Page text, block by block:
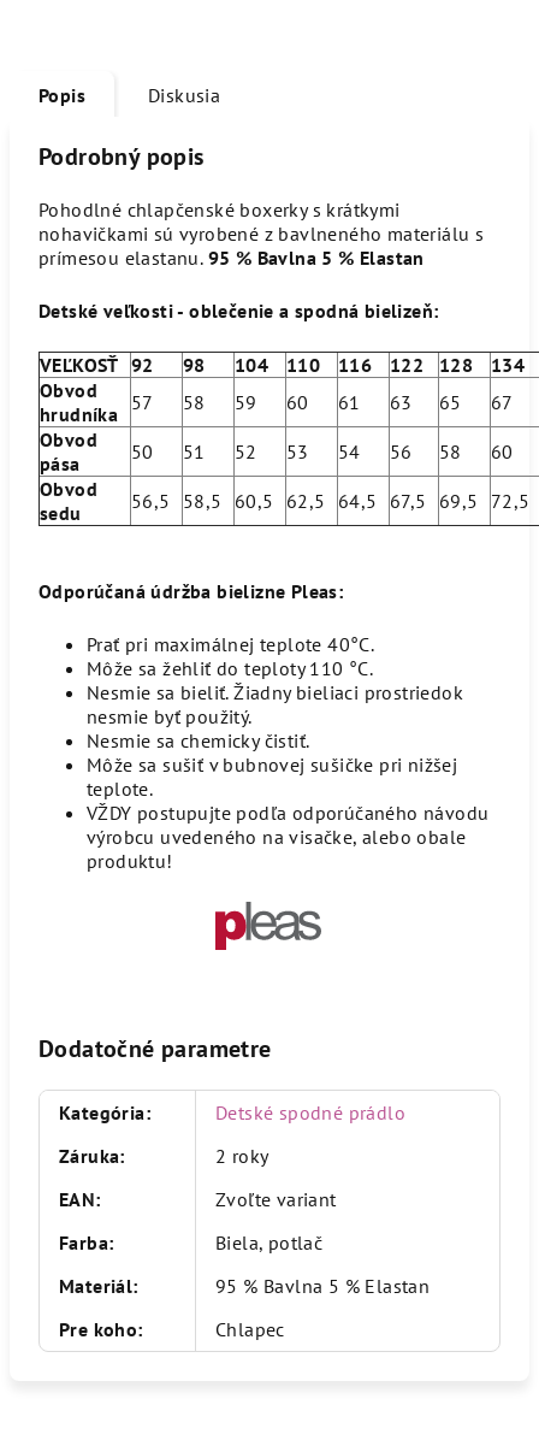
Popis Diskusia
Podrobný popis
Pohodlné chlapčenské boxerky s krátkymi
nohavičkami sú vyrobené z bavlneného materiálu s
prímesou elastanu. 95 % Bavlna 5 % Elastan
Detské veľkosti - oblečenie a spodná bielizeň:
VEĽKOSŤ 92 98 104 110 116 122 128
134
Obvod
hrudníka
57 58 59 60 61 63 65
67
Obvod
pása
50 51 52 53 54 56 58
60
Obvod
sedu
56,5 58,5 60,5 62,5 64,5 67,5 69,5
Odporúčaná údržba bielizne Pleas:
Prať pri maximálnej teplote 40°C.
Môže sa žehliť do teploty 110 °C.
Nesmie sa bieliť. Žiadny bieliaci prostriedok
nesmie byť použitý.
Nesmie sa chemicky čistiť.
Môže sa sušiť v bubnovej sušičke pri nižšej
teplote.
VŽDY postupujte podľa odporúčaného návodu
výrobcu uvedeného na visačke, alebo obale
produktu!
Dodatočné parametre
Kategória:
Detské spodné prádlo
Záruka:
2 roky
EAN:
Zvoľte variant
Farba:
Biela, potlač
Materiál:
95 % Bavlna 5 % Elastan
Pre koho: Chlapec